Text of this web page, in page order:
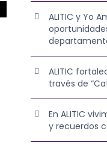
ALITIC y Yo
ALITIC
través de
En ALITIC
y recuerdos